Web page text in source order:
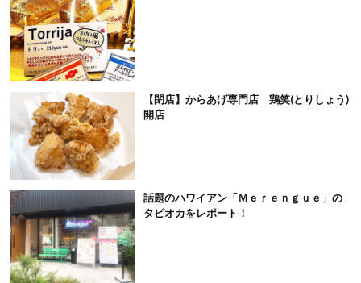
【閉店】からあげ専門店 鶏笑(とりしょう)
開店
話題のハワイアン「Ｍｅｒｅｎｇｕｅ」の
タピオカをレポート！